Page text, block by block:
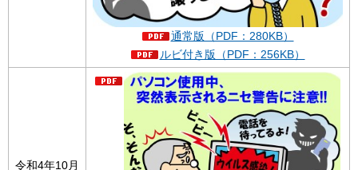
通常版（PDF：280KB）
ルビ付き版（PDF：256KB）
令和4年10月